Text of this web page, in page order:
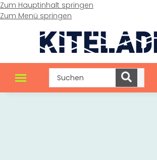
Zum Hauptinhalt springen
Zum Menü springen